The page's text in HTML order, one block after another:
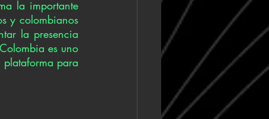
la importante
y colombianos
la presencia
es uno
plataforma para